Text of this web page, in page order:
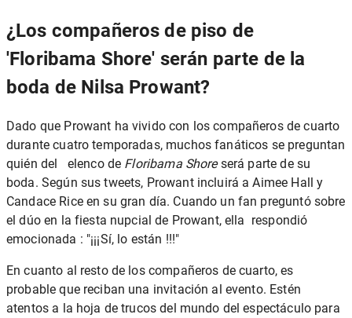
¿Los compañeros de piso de
'Floribama Shore' serán parte de la
boda de Nilsa Prowant?
Dado que Prowant ha vivido con los compañeros de cuarto
durante cuatro temporadas, muchos fanáticos se preguntan
quién del elenco de Floribama Shoreserá parte de su
boda. Según sus tweets, Prowant incluirá a Aimee Hall y
Candace Riceen su gran día. Cuando un fan preguntó sobre
el dúo en la fiesta nupcial de Prowant, ella respondió
emocionada : "¡¡¡Sí, lo están !!!"
En cuanto al resto de los compañeros de cuarto, es
probable que reciban una invitación al evento. Estén
atentos a la hoja de trucos del mundo del espectáculo para